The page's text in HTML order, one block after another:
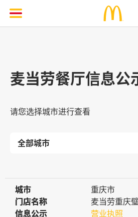
麦当劳餐厅信息公
请您选择城市进行查看
城市
城市
重庆市
门店名称
门店名称
麦当劳重庆
信息公示
信息公示
营业执照